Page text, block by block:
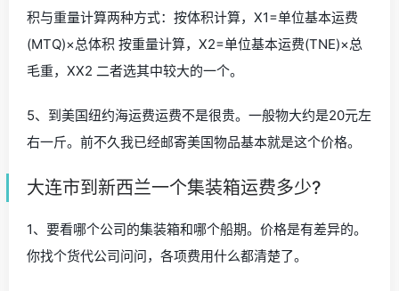
积与重量计算两种方式：按体积计算，X1=单位基本运费
(MTQ)×总体积 按重量计算，X2=单位基本运费(TNE)×总
毛重，XX2 二者选其中较大的一个。
5、到美国纽约海运费运费不是很贵。一般物大约是20元左
右一斤。前不久我已经邮寄美国物品基本就是这个价格。
大连市到新西兰一个集装箱运费多少?
1、要看哪个公司的集装箱和哪个船期。价格是有差异的。
你找个货代公司问问，各项费用什么都清楚了。